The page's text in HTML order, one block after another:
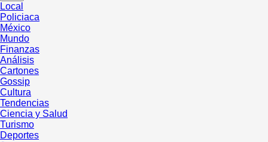
Local
Policiaca
México
Mundo
Finanzas
Análisis
Cartones
Gossip
Cultura
Tendencias
Ciencia y Salud
Turismo
Deportes